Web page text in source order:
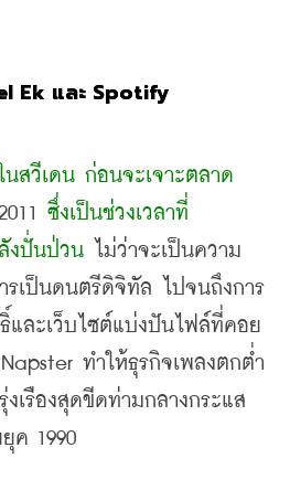
Ek และ Spotify
นสวีเดน ก่อนจะเจาะตลาด
ซึ่งเป็นช่วงเวลาที่
งปั่นป่วน ไม่ว่าจะเป็นความ
รเป็นดนตรีดิจิทัล ไปจนถึงการ
และเว็บไซต์แบ่งปันไฟล์ที่คอย
Napster ทำให้ธุรกิจเพลงตกต่ำ
งเรืองสุดขีดท่ามกลางกระแส
ค 1990